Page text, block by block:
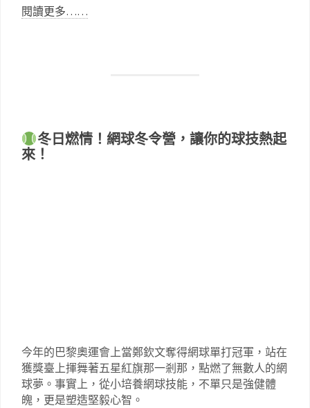
閱讀更多……
冬日燃情！網球冬令營，讓你的球技熱起
來！
今年的巴黎奧運會上當鄭欽文奪得網球單打冠軍，站在
獲獎臺上揮舞著五星紅旗那一剎那，點燃了無數人的網
球夢。事實上，從小培養網球技能，不單只是強健體
魄，更是塑造堅毅心智。